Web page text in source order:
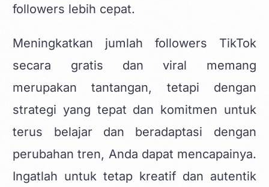
followers lebih cepat.
Meningkatkan jumlah followers TikTok
secara gratis dan viral memang
merupakan tantangan, tetapi dengan
strategi yang tepat dan komitmen untuk
terus belajar dan beradaptasi dengan
perubahan tren, Anda dapat mencapainya.
Ingatlah untuk tetap kreatif dan autentik